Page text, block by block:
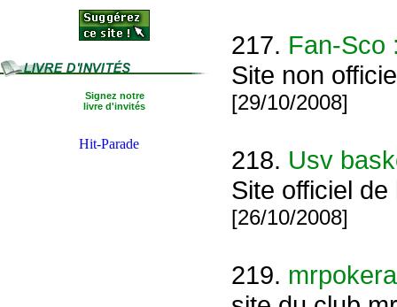
Signez notre
livre d'invités
217. Fan-Sco
Site non
[29/10/2008]
218. Usv
Site officiel
[26/10/2008]
219.